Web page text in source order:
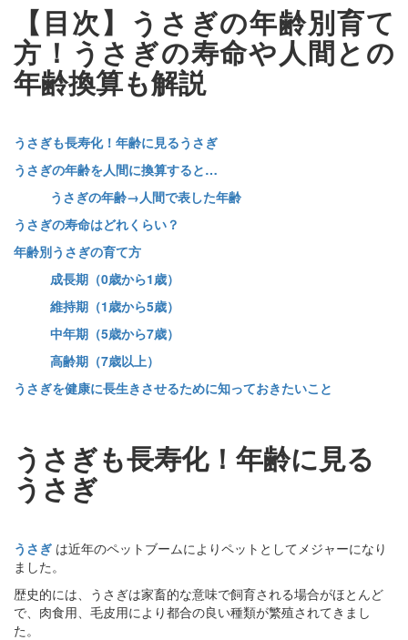
【目次】うさぎの年齢別育て
方！うさぎの寿命や人間との
年齢換算も解説
うさぎも長寿化！年齢に見るうさぎ
うさぎの年齢を人間に換算すると…
うさぎの年齢→人間で表した年齢
うさぎの寿命はどれくらい？
年齢別うさぎの育て方
成長期（0歳から1歳）
維持期（1歳から5歳）
中年期（5歳から7歳）
高齢期（7歳以上）
うさぎを健康に長生きさせるために知っておきたいこと
うさぎも長寿化！年齢に見る
うさぎ
うさぎ は近年のペットブームによりペットとしてメジャーになり
ました。
歴史的には、うさぎは家畜的な意味で飼育される場合がほとんど
で、肉食用、毛皮用により都合の良い種類が繁殖されてきまし
た。